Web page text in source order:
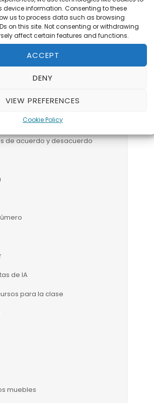
information. Consenting to these
us to process data such as browsing
on this site. Not consenting or withdrawing
affect certain features and functions.
ACCEPT
DENY
VIEW PREFERENCES
Cookie Policy
camino
estudiantes
y cantidades
de acuerdo y desacuerdo
de IA
para la clase
muebles